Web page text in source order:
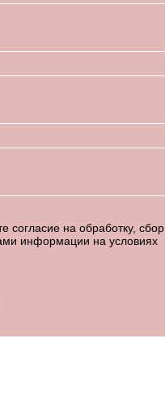
на обработку, сбор,
информации на условиях